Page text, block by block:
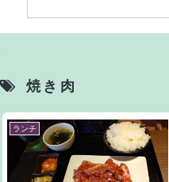
焼き肉
ランチ